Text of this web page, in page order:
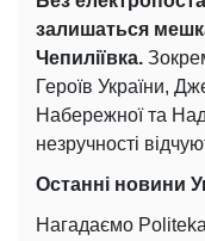
залишаться
Чепиліївка.
Героїв України,
Набережної та
незручності
Останні новини
Нагадаємо